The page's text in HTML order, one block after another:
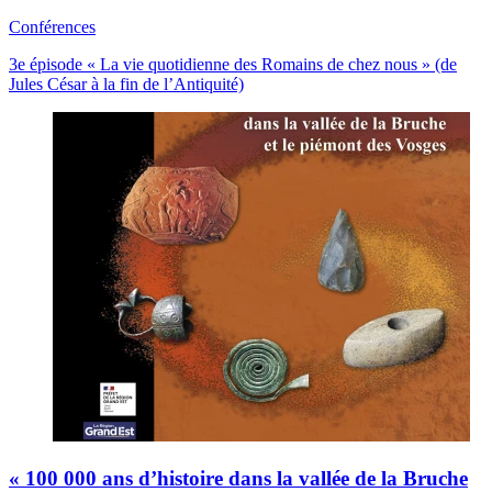
Conférences
3e épisode « La vie quotidienne des Romains de chez nous » (de
Jules César à la fin de l’Antiquité)
« 100 000 ans d’histoire dans la vallée de la Bruche